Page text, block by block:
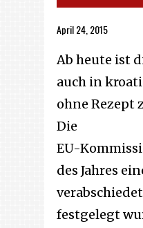
April 24, 2015
Ab heute ist
auch in
ohne Rezept
Die
EU-
des Jahres
festgelegt